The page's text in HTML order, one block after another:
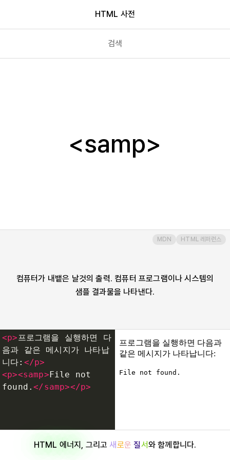
HTML 사전
ruby
s
samp
search
select
span
컴퓨터가 내뱉은 날것의 출력. 컴퓨터 프로그램이나 시스템의
샘플 결과물을 나타낸다.
MDN HTML 레퍼런스
<p>프로그램을 실행하면 다
음과 같은 메시지가 나타납
니다: </p>
<p><samp> File not
found.</samp></p>
HTML 에너지 , 그리고 새로운 질서와 함께합니다.